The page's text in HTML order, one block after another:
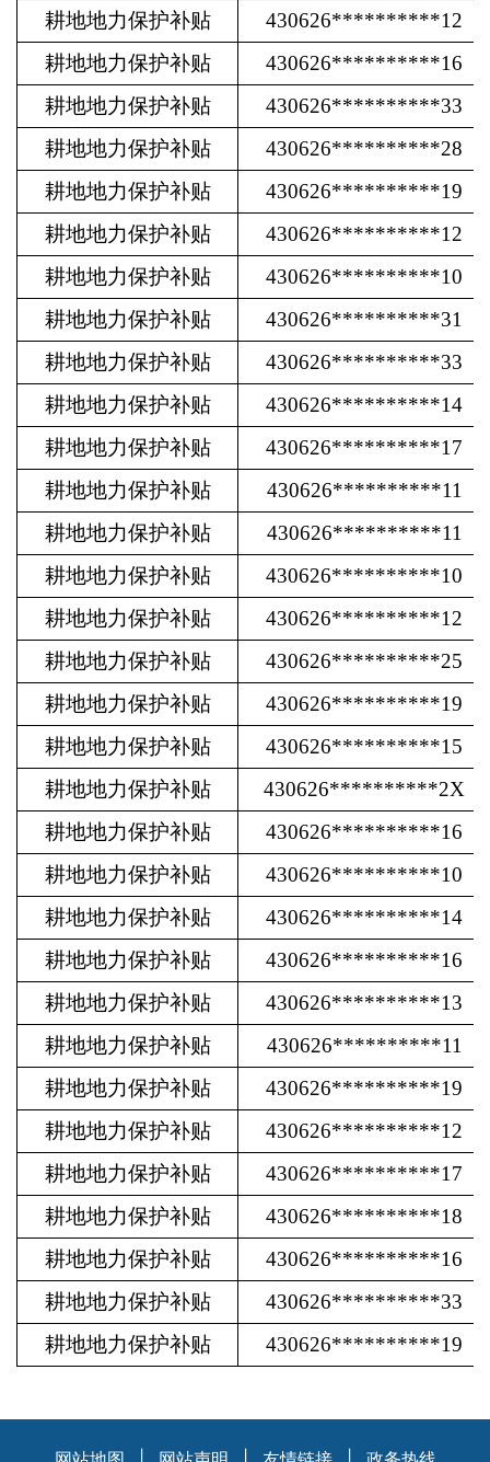
耕地地力保护补贴
430626**********12
耕地地力保护补贴
430626**********16
耕地地力保护补贴
430626**********33
耕地地力保护补贴
430626**********28
耕地地力保护补贴
430626**********19
耕地地力保护补贴
430626**********12
耕地地力保护补贴
430626**********10
耕地地力保护补贴
430626**********31
耕地地力保护补贴
430626**********33
耕地地力保护补贴
430626**********14
耕地地力保护补贴
430626**********17
耕地地力保护补贴
430626**********11
耕地地力保护补贴
430626**********11
耕地地力保护补贴
430626**********10
耕地地力保护补贴
430626**********12
耕地地力保护补贴
430626**********25
耕地地力保护补贴
430626**********19
耕地地力保护补贴
430626**********15
耕地地力保护补贴
430626**********2X
耕地地力保护补贴
430626**********16
耕地地力保护补贴
430626**********10
耕地地力保护补贴
430626**********14
耕地地力保护补贴
430626**********16
耕地地力保护补贴
430626**********13
耕地地力保护补贴
430626**********11
耕地地力保护补贴
430626**********19
耕地地力保护补贴
430626**********12
耕地地力保护补贴
430626**********17
耕地地力保护补贴
430626**********18
耕地地力保护补贴
430626**********16
耕地地力保护补贴
430626**********33
耕地地力保护补贴
430626**********19